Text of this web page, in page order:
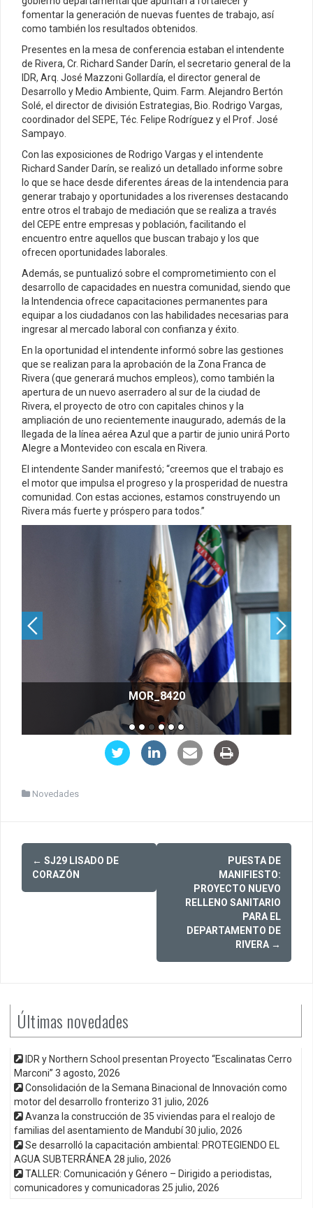
fomentar la generación de nuevas fuentes de trabajo, así
como también los resultados obtenidos.
Presentes en la mesa de conferencia estaban el intendente
de Rivera, Cr. Richard Sander Darín, el secretario general de la
IDR, Arq. José Mazzoni Gollardía, el director general de
Desarrollo y Medio Ambiente, Quim. Farm. Alejandro Bertón
Solé, el director de división Estrategias, Bio. Rodrigo Vargas,
coordinador del SEPE, Téc. Felipe Rodríguez y el Prof. José
Sampayo.
Con las exposiciones de Rodrigo Vargas y el intendente
Richard Sander Darín, se realizó un detallado informe sobre
lo que se hace desde diferentes áreas de la intendencia para
generar trabajo y oportunidades a los riverenses destacando
entre otros el trabajo de mediación que se realiza a través
del CEPE entre empresas y población, facilitando el
encuentro entre aquellos que buscan trabajo y los que
ofrecen oportunidades laborales.
Además, se puntualizó sobre el comprometimiento con el
desarrollo de capacidades en nuestra comunidad, siendo que
la Intendencia ofrece capacitaciones permanentes para
equipar a los ciudadanos con las habilidades necesarias para
ingresar al mercado laboral con confianza y éxito.
En la oportunidad el intendente informó sobre las gestiones
que se realizan para la aprobación de la Zona Franca de
Rivera (que generará muchos empleos), como también la
apertura de un nuevo aserradero al sur de la ciudad de
Rivera, el proyecto de otro con capitales chinos y la
ampliación de uno recientemente inaugurado, además de la
llegada de la línea aérea Azul que a partir de junio unirá Porto
Alegre a Montevideo con escala en Rivera.
El intendente Sander manifestó; “creemos que el trabajo es
el motor que impulsa el progreso y la prosperidad de nuestra
comunidad. Con estas acciones, estamos construyendo un
Rivera más fuerte y próspero para todos.”
MOR_8420
Novedades
Post
navigation
← SJ29 LISADO DE
CORAZÓN
PUESTA DE
MANIFIESTO:
PROYECTO NUEVO
RELLENO SANITARIO
PARA EL
DEPARTAMENTO DE
RIVERA →
Últimas novedades
IDR y Northern School presentan Proyecto “Escalinatas Cerro
Marconi” 3 agosto, 2026
Consolidación de la Semana Binacional de Innovación como
motor del desarrollo fronterizo 31 julio, 2026
Avanza la construcción de 35 viviendas para el realojo de
familias del asentamiento de Mandubí30 julio, 2026
Se desarrolló la capacitación ambiental: PROTEGIENDO EL
AGUA SUBTERRÁNEA 28 julio, 2026
TALLER: Comunicación y Género – Dirigido a periodistas,
comunicadores y comunicadoras 25 julio, 2026